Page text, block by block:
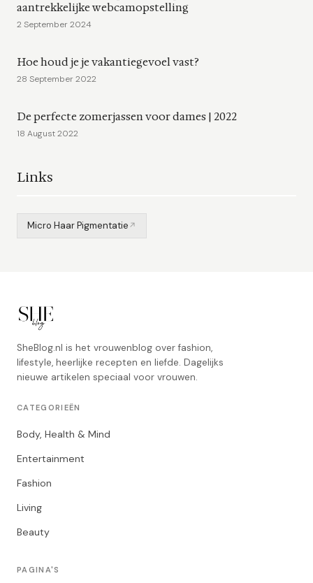
aantrekkelijke webcamopstelling
2 September 2024
Hoe houd je je vakantiegevoel vast?
28 September 2022
De perfecte zomerjassen voor dames | 2022
18 August 2022
Links
Micro Haar Pigmentatie
SheBlog.nl is het vrouwenblog over fashion,
lifestyle, heerlijke recepten en liefde. Dagelijks
nieuwe artikelen speciaal voor vrouwen.
CATEGORIEËN
Body, Health & Mind
Entertainment
Fashion
Living
Beauty
PAGINA'S